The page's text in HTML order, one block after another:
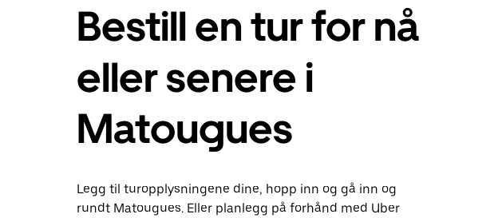
Bestill en tur for nå
eller senere i
Matougues
Legg til turopplysningene dine, hopp inn og gå inn og
rundt Matougues. Eller planlegg på forhånd med Uber